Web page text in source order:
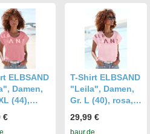
Shirts
aus
Jersey,
und
figurumspielend
hüftlang,
Rundhals,
Aufschlag, Shirts
T-Shirt, aus
weichem Jersey,
Kurzarmshirt,
sportlich und
Topseller
ELBSAND
Damen,
(44),
€
T-Shirt ELBSAND
"Leila", Damen,
Gr. L (40), rosa,
Obermaterial:
29,99 €